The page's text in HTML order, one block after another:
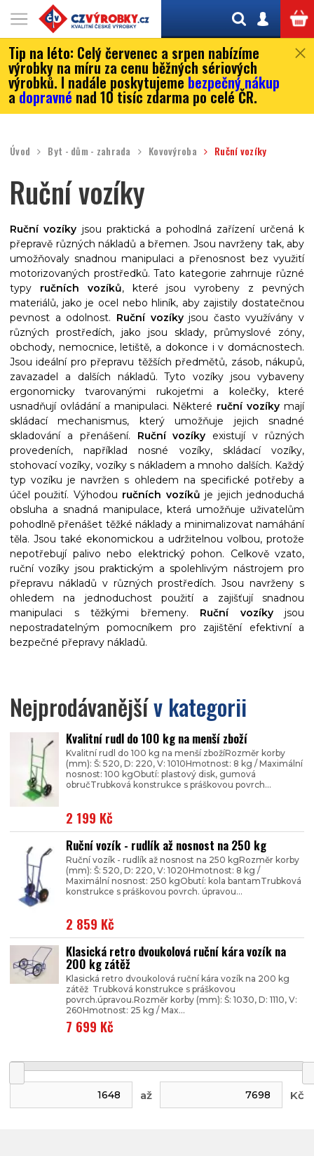
Tip na léto: Celý červenec a srpen nabízíme
výrobky na míru za cenu běžných sériových
výrobků. I nadále poskytujeme bezpečný nákup
adopravné nad 10 tisíc zdarma po celé ČR.
Úvod Byt - dům - zahrada Kovovýroba Ruční vozíky
Ruční vozíky
Ruční vozíky jsou praktická a pohodlná zařízení určená k
přepravě různých nákladů a břemen. Jsou navrženy tak, aby
umožňovaly snadnou manipulaci a přenosnost bez využití
motorizovaných prostředků. Tato kategorie zahrnuje různé
typy ručních vozíků, které jsou vyrobeny z pevných
materiálů, jako je ocel nebo hliník, aby zajistily dostatečnou
pevnost a odolnost. Ruční vozíkyjsou často využívány v
různých prostředích, jako jsou sklady, průmyslové zóny,
obchody, nemocnice, letiště, a dokonce i v domácnostech.
Jsou ideální pro přepravu těžších předmětů, zásob, nákupů,
zavazadel a dalších nákladů. Tyto vozíky jsou vybaveny
ergonomicky tvarovanými rukojeťmi a kolečky, které
usnadňují ovládání a manipulaci. Některé ruční vozíky mají
skládací mechanismus, který umožňuje jejich snadné
skladování a přenášení. Ruční vozíky existují v různých
provedeních, například nosné vozíky, skládací vozíky,
stohovací vozíky, vozíky s nákladem a mnoho dalších. Každý
typ vozíku je navržen s ohledem na specifické potřeby a
účel použití. Výhodou ručních vozíků je jejich jednoduchá
obsluha a snadná manipulace, která umožňuje uživatelům
pohodlně přenášet těžké náklady a minimalizovat namáhání
těla. Jsou také ekonomickou a udržitelnou volbou, protože
nepotřebují palivo nebo elektrický pohon. Celkově vzato,
ruční vozíky jsou praktickým a spolehlivým nástrojem pro
přepravu nákladů v různých prostředích. Jsou navrženy s
ohledem na jednoduchost použití a zajišťují snadnou
manipulaci s těžkými břemeny. Ruční vozíkyjsou
nepostradatelným pomocníkem pro zajištění efektivní a
bezpečné přepravy nákladů.
Nejprodávanějšív kategorii
Kvalitní rudl do 100 kg na menší zboží
Kvalitní rudl do 100 kg na menší zbožíRozměr korby
(mm): Š: 520, D: 220, V: 1010Hmotnost: 8 kg / Maximální
nosnost: 100 kgObutí: plastový disk, gumová
obručTrubková konstrukce s práškovou povrch...
2 199 Kč
Ruční vozík - rudlík až nosnost na 250 kg
Ruční vozík - rudlík až nosnost na 250 kgRozměr korby
(mm): Š: 520, D: 220, V: 1020Hmotnost: 8 kg /
Maximální nosnost: 250 kgObutí: kola bantamTrubková
konstrukce s práškovou povrch. úpravou...
2 859 Kč
Klasická retro dvoukolová ruční kára vozík na
200 kg zátěž
Klasická retro dvoukolová ruční kára vozík na 200 kg
zátěž Trubková konstrukce s práškovou
povrch.úpravou.Rozměr korby (mm): Š: 1030, D: 1110, V:
260Hmotnost: 25 kg / Max...
7 699 Kč
až Kč